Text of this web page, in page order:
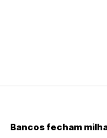
Bancos fecham